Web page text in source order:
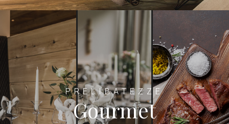
PRELIBATEZZE
Gourmet